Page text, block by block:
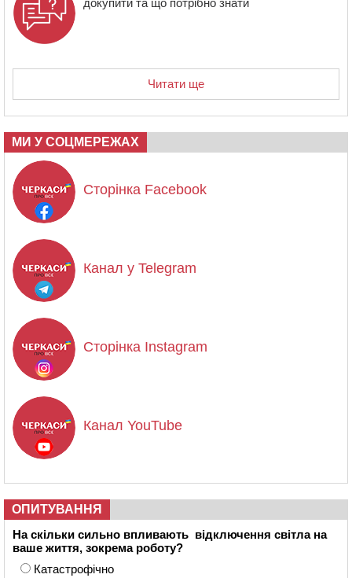
Читати ще
МИ У СОЦМЕРЕЖАХ
Сторінка Facebook
Канал у Telegram
Сторінка Instagram
Канал YouTube
ОПИТУВАННЯ
На скільки сильно впливають відключення світла на
ваше життя, зокрема роботу?
Катастрофічно